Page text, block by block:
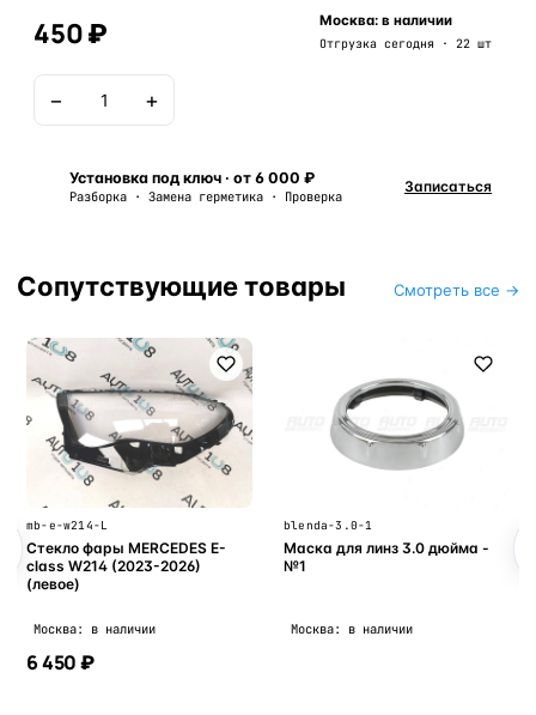
450 ₽ Москва: в наличии
Отгрузка сегодня · 22 шт
− +
Установка под ключ · от 6 000 ₽
Разборка · Замена герметика · Проверка
Записаться
Сопутствующие товары Смотреть все →
mb-e-w214-L
Стекло фары MERCEDES E-
class W214 (2023-2026)
(левое)
Москва: в наличии
6 450 ₽
blenda-3.0-1
Маска для линз 3.0 дюйма -
№1
Москва: в наличии